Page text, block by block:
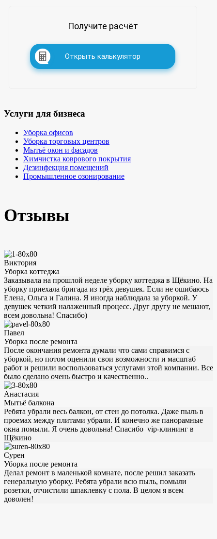
Получите расчёт
Открыть калькулятор
Услуги для бизнеса
Уборка офисов
Уборка торговых центров
Мытьё окон и фасадов
Химчистка коврового покрытия
Дезинфекция помещений
Промышленное озонирование
Отзывы
Виктория
Уборка коттеджа
Заказывала на прошлой неделе уборку коттеджа в Щёкино. На
уборку приехала бригада из трёх девушек. Если не ошибаюсь
Елена, Ольга и Галина. Я иногда наблюдала за уборкой. У
девушек четкий налаженный процесс. Друг другу не мешают,
всем довольна! Спасибо)
Павел
Уборка после ремонта
После окончания ремонта думали что сами справимся с
уборкой, но потом оценили свои возможности и масштаб
работ и решили воспользоваться услугами этой компании. Все
было сделано очень быстро и качественно..
Анастасия
Мытьё балкона
Ребята убрали весь балкон, от стен до потолка. Даже пыль в
проемах между плитами убрали. И конечно же панорамные
окна помыли. Я очень довольна! Спасибо vip-клининг в
Щёкино
Сурен
Уборка после ремонта
Делал ремонт в маленькой комнате, после решил заказать
генеральную уборку. Ребята убрали всю пыль, помыли
розетки, отчистили шпаклевку с пола. В целом я всем
доволен!